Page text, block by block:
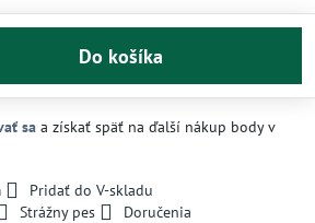
Do košíka
sa a získať späť na ďalší nákup body v
Pridať do V-skladu
Strážny pes
Doručenia